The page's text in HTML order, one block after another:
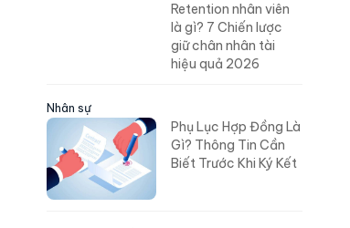
Retention nhân viên
là gì? 7 Chiến lược
giữ chân nhân tài
hiệu quả 2026
Nhân sự
Phụ Lục Hợp Đồng Là
Gì? Thông Tin Cần
Biết Trước Khi Ký Kết